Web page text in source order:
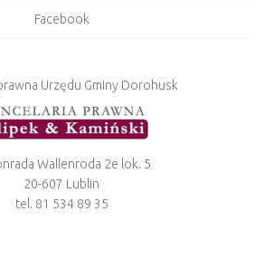
Facebook
Urzędu Gminy Dorohusk
Wallenroda 2e lok. 5
20-607 Lublin
tel. 81 534 89 35